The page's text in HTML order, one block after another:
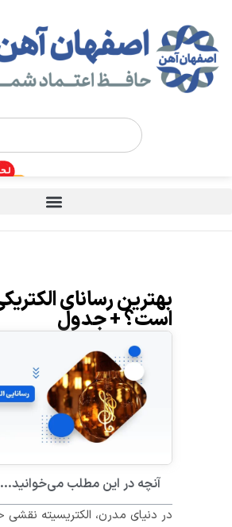
بهترین رسانای الکتریکی کدام
است؟ + جدول
آنچه در این مطلب می‌خوانید...
در دنیای مدرن، الکتریسیته نقشی حیاتی ایفا